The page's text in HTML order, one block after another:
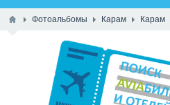
Фотоальбомы Карам Карам